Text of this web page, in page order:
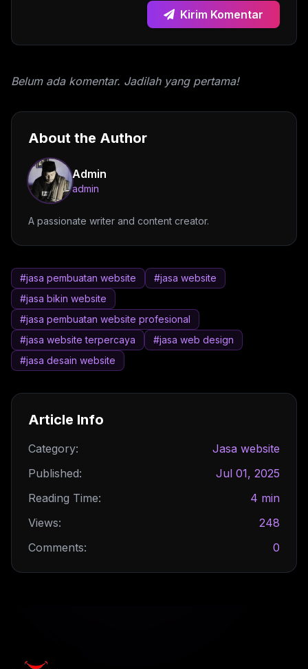
Kirim Komentar
Belum ada komentar. Jadilah yang pertama!
About the Author
Admin
admin
A passionate writer and content creator.
#jasa pembuatan website
#jasa website
#jasa bikin website
#jasa pembuatan website profesional
#jasa website terpercaya
#jasa web design
#jasa desain website
Article Info
Category:
Jasa website
Published:
Jul 01, 2025
Reading Time:
4 min
Views:
248
Comments:
0